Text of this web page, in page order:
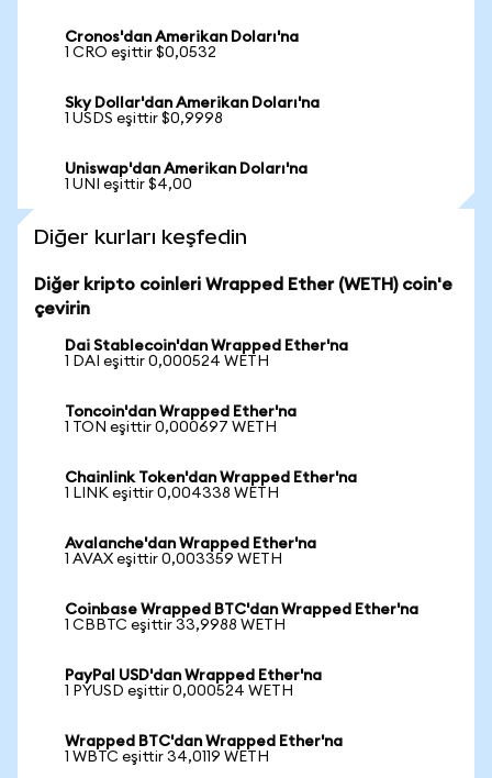
Cronos'dan Amerikan Doları'na
1 CRO eşittir $0,0532
Sky Dollar'dan Amerikan Doları'na
1 USDS eşittir $0,9998
Uniswap'dan Amerikan Doları'na
1 UNI eşittir $4,00
Diğer kurları keşfedin
Diğer kripto coinleri Wrapped Ether (WETH) coin'e
çevirin
Dai Stablecoin'dan Wrapped Ether'na
1 DAI eşittir 0,000524 WETH
Toncoin'dan Wrapped Ether'na
1 TON eşittir 0,000697 WETH
Chainlink Token'dan Wrapped Ether'na
1 LINK eşittir 0,004338 WETH
Avalanche'dan Wrapped Ether'na
1 AVAX eşittir 0,003359 WETH
Coinbase Wrapped BTC'dan Wrapped Ether'na
1 CBBTC eşittir 33,9988 WETH
PayPal USD'dan Wrapped Ether'na
1 PYUSD eşittir 0,000524 WETH
Wrapped BTC'dan Wrapped Ether'na
1 WBTC eşittir 34,0119 WETH